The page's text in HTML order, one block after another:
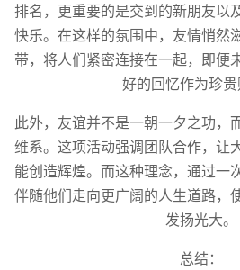
排名，更重要的是交到的新朋友以
快乐。在这样的氛围中，友情悄然
带，将人们紧密连接在一起，即便
好的回忆作为珍贵
此外，友谊并不是一朝一夕之功，
维系。这项活动强调团队合作，让
能创造辉煌。而这种理念，通过一
伴随他们走向更广阔的人生道路，
发扬光大。
总结：